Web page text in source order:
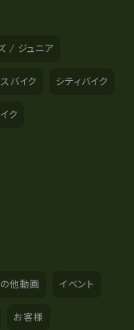
/ ジュニア
バイク シティバイク
ク
他動画 イベント
お客様